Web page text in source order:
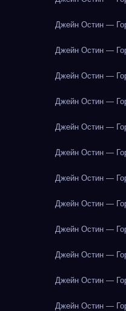
Джейн Остин —
Джейн Остин —
Джейн Остин —
Джейн Остин —
Джейн Остин —
Джейн Остин —
Джейн Остин —
Джейн Остин —
Джейн Остин —
Джейн Остин —
Джейн Остин —
Джейн Остин —